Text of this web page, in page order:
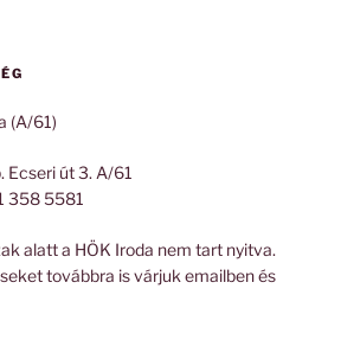
(A/61)
Ecseri út 3. A/61
358 5581
alatt a HÖK Iroda nem tart nyitva.
továbbra is várjuk emailben és